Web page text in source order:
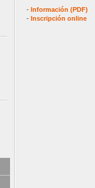
- Información (PDF)
- Inscripción online